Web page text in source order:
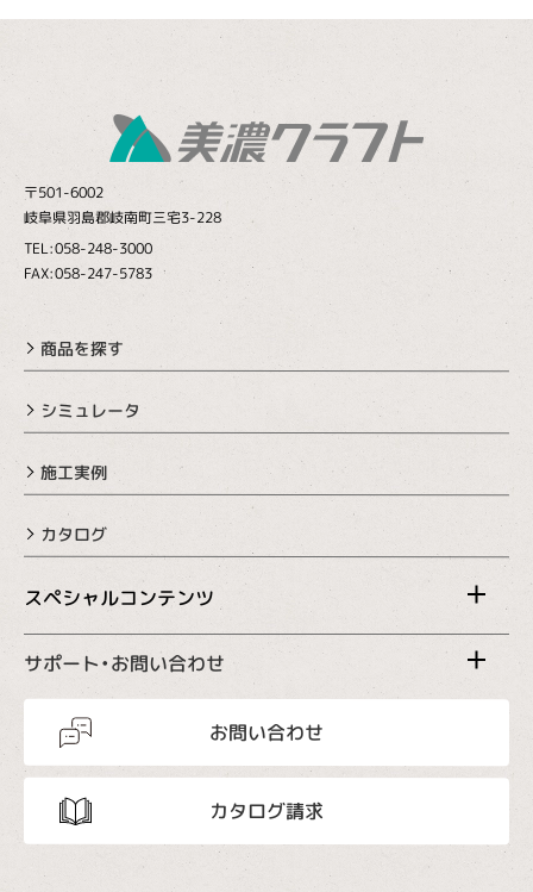
〒501-6002
岐阜県羽島郡岐南町三宅3-228
TEL:058-248-3000
FAX:058-247-5783
商品を探す
シミュレータ
施工実例
カタログ
スペシャルコンテンツ
サポート・お問い合わせ
お問い合わせ
カタログ請求